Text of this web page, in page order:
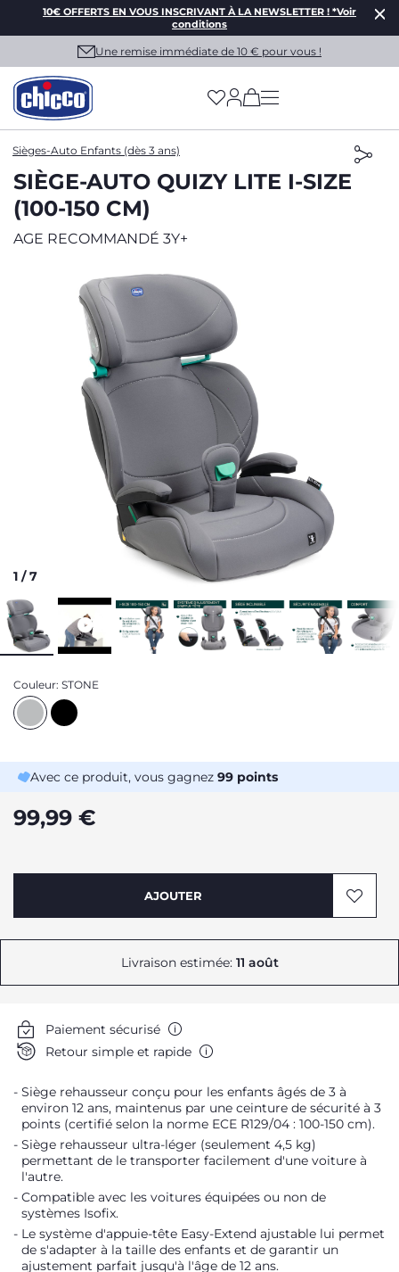
10€ OFFERTS EN VOUS INSCRIVANT À LA NEWSLETTER ! *Voir
conditions
Une remise immédiate de 10 € pour vous !
(has more options
Sièges-Auto Enfants (dès 3 ans)
SIÈGE-AUTO QUIZY LITE I-SIZE
(100-150 CM)
AGE RECOMMANDÉ 3Y+
1 /7
Couleur: STONE
Avec ce produit, vous gagnez 99 points
99,99 €
AJOUTER
Livraison estimée: 11 août
Paiement sécurisé
Retour simple et rapide
Siège rehausseur conçu pour les enfants âgés de 3 à
environ 12 ans, maintenus par une ceinture de sécurité à 3
points (certifié selon la norme ECE R129/04 : 100-150 cm).
Siège rehausseur ultra-léger (seulement 4,5 kg)
permettant de le transporter facilement d'une voiture à
l'autre.
Compatible avec les voitures équipées ou non de
systèmes Isofix.
Le système d'appuie-tête Easy-Extend ajustable lui permet
de s'adapter à la taille des enfants et de garantir un
ajustement parfait jusqu'à l'âge de 12 ans.